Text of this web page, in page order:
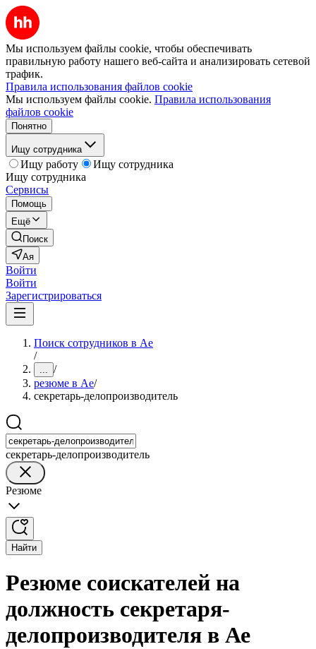
Мы используем файлы cookie, чтобы обеспечивать
правильную работу нашего веб-сайта и анализировать сетевой
трафик.
Правила использования файлов cookie
Мы используем файлы cookie. Правила использования
файлов cookie
Понятно
Ищу сотрудника
Ищу работу
Ищу сотрудника
Ищу сотрудника
Сервисы
Помощь
Ещё
Поиск
Ая
Войти
Войти
Зарегистрироваться
Поиск сотрудников в Ае
/
... /
резюме в Ае/
секретарь-делопроизводитель
секретарь-делопроизводитель
Резюме
Найти
Резюме соискателей на
должность секретаря-
делопроизводителя в Ае